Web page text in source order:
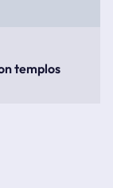
templos